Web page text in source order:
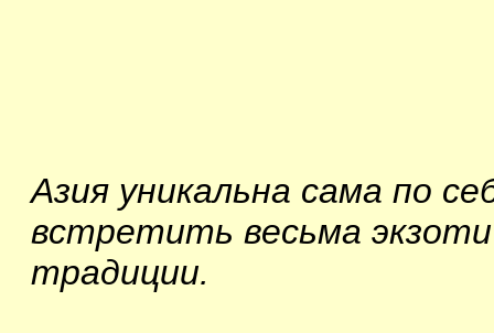
Азия уникальна сама по
встретить весьма
традиции.